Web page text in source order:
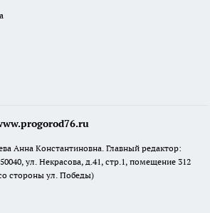
Анна Константиновна. Главный редактор:
ул. Некрасова, д.41, стр.1, помещение 312
стороны ул. Победы)